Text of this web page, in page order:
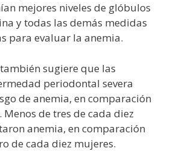
mejores niveles de glóbulos
y todas las demás medidas
para evaluar la anemia.
sugiere que las
periodontal severa
de anemia, en comparación
de tres de cada diez
anemia, en comparación
de cada diez mujeres.